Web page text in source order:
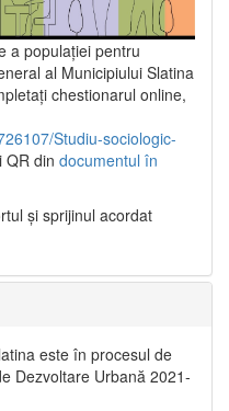
a populaţiei pentru
al Municipiului Slatina
chestionarul online,
Studiu-sociologic-
QR din documentul în
şi sprijinul acordat
este în procesul de
Dezvoltare Urbană 2021‐